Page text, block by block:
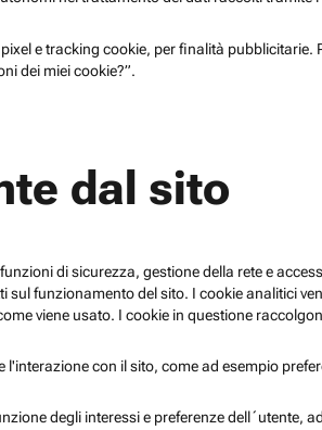
e tracking cookie, per finalità pubblicitarie.
dei miei cookie?”.
dal sito
di sicurezza, gestione della rete e
funzionamento del sito. I cookie analitici
viene usato. I cookie in questione
con il sito, come ad esempio
degli interessi e preferenze dell´utente,